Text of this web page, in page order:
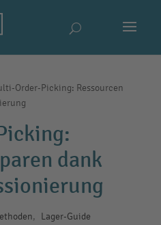
Order-Picking: Ressourcen
dank
, Lager-Guide